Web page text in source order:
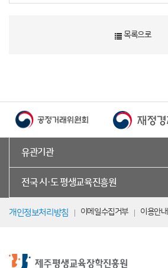
목록으로
유관기관
전국 시·도 평생교육진흥원
개인정보처리방침 이메일수집거부 이용안내